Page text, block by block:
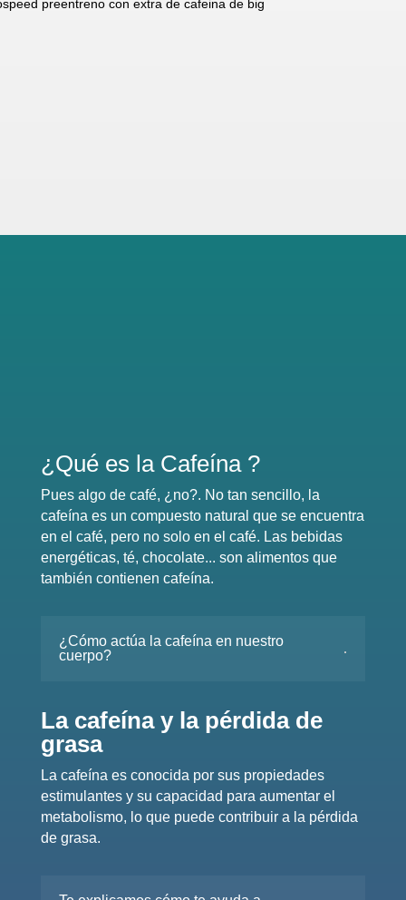
¿Qué es la Cafeína ?
Pues algo de café, ¿no?. No tan sencillo, la
cafeína es un compuesto natural que se encuentra
en el café, pero no solo en el café. Las bebidas
energéticas, té, chocolate... son alimentos que
también contienen cafeína.
¿Cómo actúa la cafeína en nuestro
cuerpo?
La cafeína y la pérdida de
grasa
La cafeína es conocida por sus propiedades
estimulantes y su capacidad para aumentar el
metabolismo, lo que puede contribuir a la pérdida
de grasa.